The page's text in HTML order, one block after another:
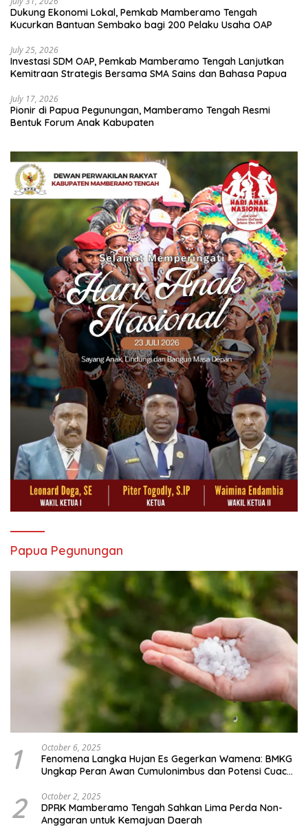
Dukung Ekonomi Lokal, Pemkab Mamberamo Tengah
Kucurkan Bantuan Sembako bagi 200 Pelaku Usaha OAP
July 25, 2026
Investasi SDM OAP, Pemkab Mamberamo Tengah Lanjutkan
Kemitraan Strategis Bersama SMA Sains dan Bahasa Papua
July 17, 2026
Pionir di Papua Pegunungan, Mamberamo Tengah Resmi
Bentuk Forum Anak Kabupaten
Papua Pegunungan
1 October 6, 2025
Fenomena Langka Hujan Es Gegerkan Wamena: BMKG
Ungkap Peran Awan Cumulonimbus dan Potensi Cuaca
2 October 2, 2025
DPRK Mamberamo Tengah Sahkan Lima Perda Non-
Anggaran untuk Kemajuan Daerah